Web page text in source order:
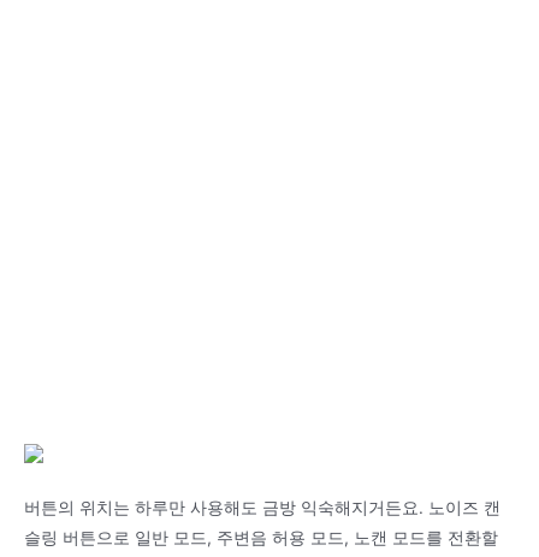
버튼의 위치는 하루만 사용해도 금방 익숙해지거든요. 노이즈 캔
슬링 버튼으로 일반 모드, 주변음 허용 모드, 노캔 모드를 전환할